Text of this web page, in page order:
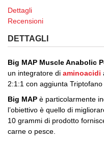
Dettagli
Recensioni
DETTAGLI
Big MAP Muscle Anabolic
un integratore di aminoacidi
2:1:1 con aggiunta
Big MAP è particolarmente
l’obiettivo è quello di
10 grammi di prodotto
carne o pesce.